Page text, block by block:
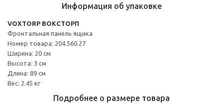
Информация об упаковке
VOXTORP ВОКСТОРП
Фронтальная панель ящика
Номер товара: 204.560.27
Ширина: 20 см
Высота: 3 см
Длина: 89 см
Вес: 2.45 кг
Подробнее о размере товара